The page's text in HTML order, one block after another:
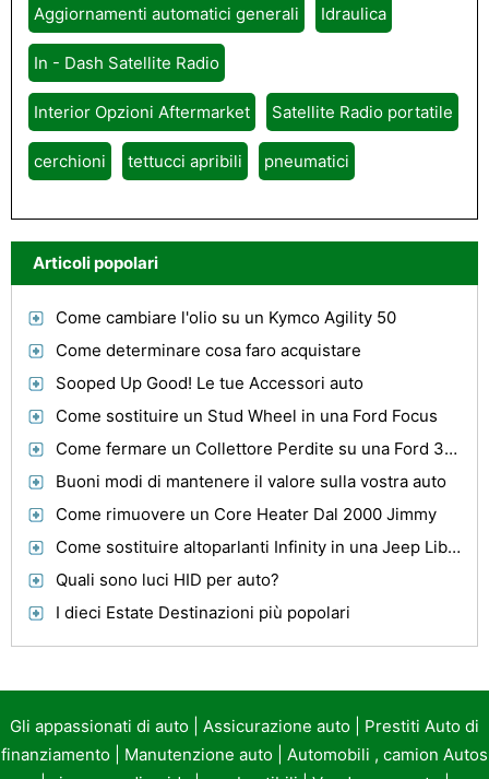
Aggiornamenti automatici generali Idraulica
In - Dash Satellite Radio
Interior Opzioni Aftermarket Satellite Radio portatile
cerchioni tettucci apribili pneumatici
Articoli popolari
Come cambiare l'olio su un Kymco Agility 50
Come determinare cosa faro acquistare
Sooped Up Good! Le tue Accessori auto
Come sostituire un Stud Wheel in una Ford Focus
Come fermare un Collettore Perdite su una Ford 360
Buoni modi di mantenere il valore sulla vostra auto
Come rimuovere un Core Heater Dal 2000 Jimmy
Come sostituire altoparlanti Infinity in una Jeep Liberty
Quali sono luci HID per auto?
I dieci Estate Destinazioni più popolari
Gli appassionati di auto Assicurazione auto
Prestiti Auto di
finanziamento
Manutenzione auto
Automobili , camion Autos